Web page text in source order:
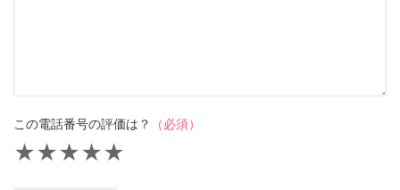
この電話番号の評価は？ （必須）
★
★
★
★
★